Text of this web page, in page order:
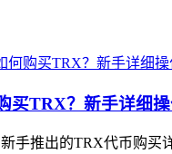
买TRX？新手详细
手推出的TRX代币购